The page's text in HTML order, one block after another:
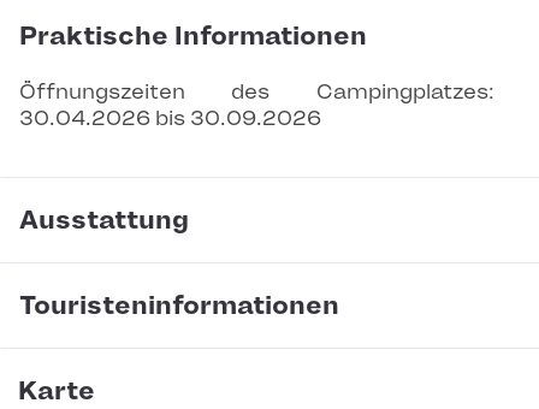
Praktische Informationen
Öffnungszeiten des Campingplatzes:
30.04.2026 bis 30.09.2026
Ausstattung
Touristeninformationen
Karte